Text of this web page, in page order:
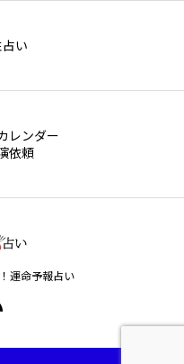
い
レンダー
依頼
運命予報占い